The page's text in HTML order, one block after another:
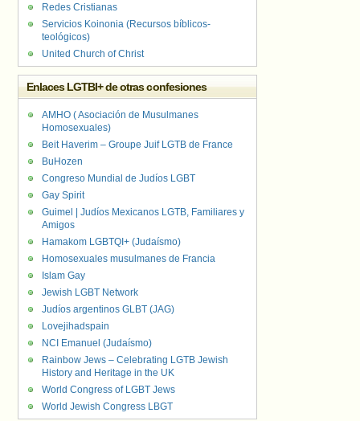
Redes Cristianas
Servicios Koinonia (Recursos bíblicos-
teológicos)
United Church of Christ
Enlaces LGTBI+ de otras confesiones
AMHO ( Asociación de Musulmanes
Homosexuales)
Beit Haverim – Groupe Juif LGTB de France
BuHozen
Congreso Mundial de Judíos LGBT
Gay Spirit
Guimel | Judíos Mexicanos LGTB, Familiares y
Amigos
Hamakom LGBTQI+ (Judaísmo)
Homosexuales musulmanes de Francia
Islam Gay
Jewish LGBT Network
Judíos argentinos GLBT (JAG)
Lovejihadspain
NCI Emanuel (Judaísmo)
Rainbow Jews – Celebrating LGTB Jewish
History and Heritage in the UK
World Congress of LGBT Jews
World Jewish Congress LBGT